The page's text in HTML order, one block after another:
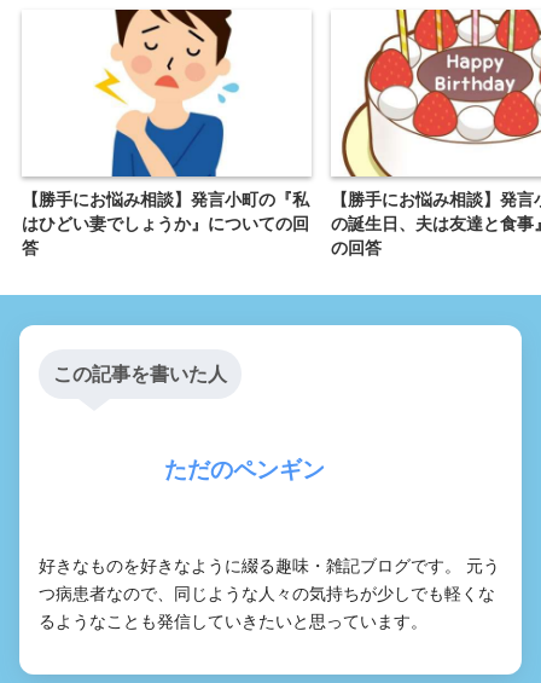
【勝手にお悩み相談】発言小町の『私
はひどい妻でしょうか』についての回
答
【勝手にお悩み相談】発言
の誕生日、夫は友達と食事
の回答
この記事を書いた人
ただのペンギン
好きなものを好きなように綴る趣味・雑記ブログです。 元う
つ病患者なので、同じような人々の気持ちが少しでも軽くな
るようなことも発信していきたいと思っています。